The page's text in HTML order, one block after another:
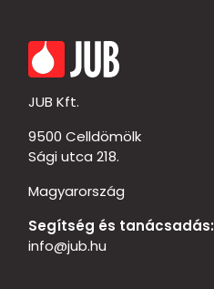
JUB Kft.
9500 Celldömölk
Sági utca 218.
Magyarország
Segítség és tanácsadás:
info@jub.hu